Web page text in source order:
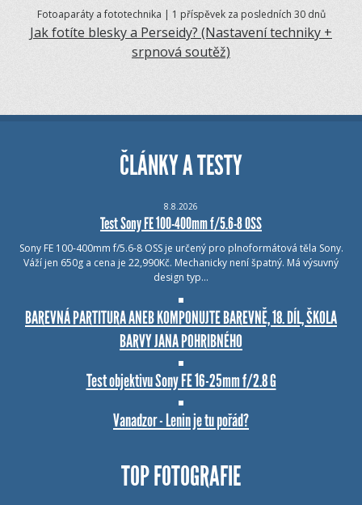
Fotoaparáty a fototechnika | 1 příspěvek za posledních 30 dnů
Jak fotíte blesky a Perseidy? (Nastavení techniky +
srpnová soutěž)
ČLÁNKY A TESTY
8.8.2026
Test Sony FE 100-400mm f/5.6-8 OSS
Sony FE 100-400mm f/5.6-8 OSS je určený pro plnoformátová těla Sony.
Váží jen 650g a cena je 22,990Kč. Mechanicky není špatný. Má výsuvný
design typ…
BAREVNÁ PARTITURA ANEB KOMPONUJTE BAREVNĚ, 18. DÍL, ŠKOLA
BARVY JANA POHRIBNÉHO
Test objektivu Sony FE 16-25mm f/2.8 G
Vanadzor - Lenin je tu pořád?
TOP FOTOGRAFIE